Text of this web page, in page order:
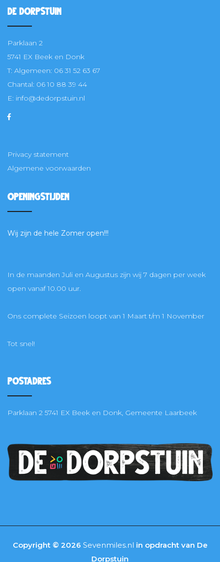
De Dorpstuin
Parklaan 2
5741 EX Beek en Donk
T: Algemeen: 06 31 52 63 67
Chantal: 06 10 88 39 44
E: info@dedorpstuin.nl
Privacy statement
Algemene voorwaarden
Openingstijden
Wij zijn de hele Zomer open!!!
In de maanden Juli en Augustus zijn wij 7 dagen per week
open vanaf 10.00 uur.
Ons complete Seizoen loopt van 1 Maart t/m 1 November
Tot snel!
Postadres
Parklaan 2 5741 EX Beek en Donk, Gemeente Laarbeek
Copyright © 2026 Sevenmiles.nl in opdracht van De
Dorpstuin